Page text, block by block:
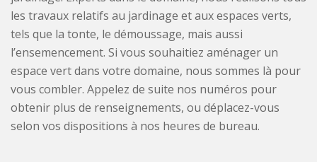
les travaux relatifs au jardinage et aux espaces verts,
tels que la tonte, le démoussage, mais aussi
l’ensemencement. Si vous souhaitiez aménager un
espace vert dans votre domaine, nous sommes là pour
vous combler. Appelez de suite nos numéros pour
obtenir plus de renseignements, ou déplacez-vous
selon vos dispositions à nos heures de bureau.